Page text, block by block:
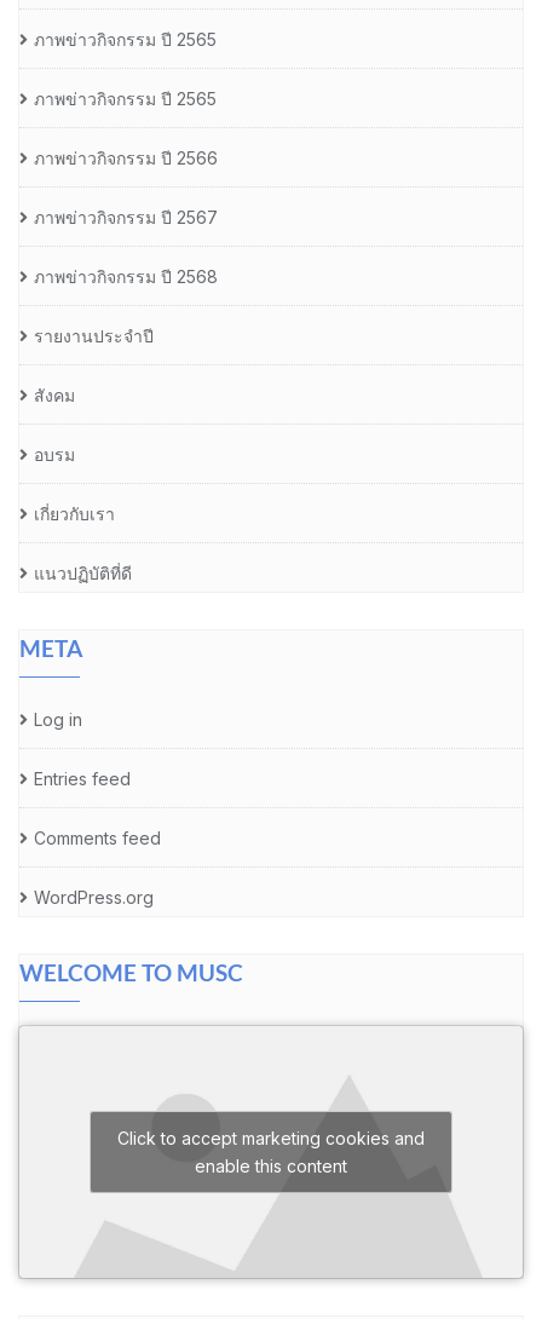
ภาพข่าวกิจกรรม ปี 2565
ภาพข่าวกิจกรรม ปี 2565
ภาพข่าวกิจกรรม ปี 2566
ภาพข่าวกิจกรรม ปี 2567
ภาพข่าวกิจกรรม ปี 2568
รายงานประจำปี
สังคม
อบรม
เกี่ยวกับเรา
แนวปฏิบัติที่ดี
META
Log in
Entries feed
Comments feed
WordPress.org
WELCOME TO MUSC
Click to accept marketing cookies and
enable this content